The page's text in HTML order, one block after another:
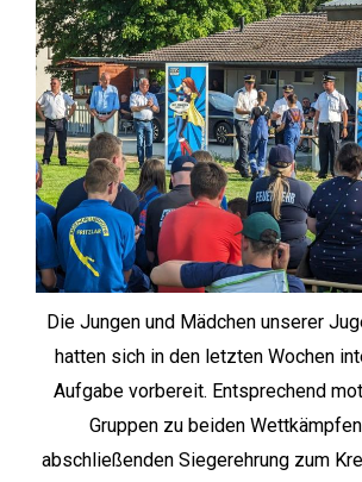
Die Jungen und Mädchen unserer
hatten sich in den letzten Wochen
Aufgabe vorbereit. Entsprechend
Gruppen zu beiden
abschließenden Siegerehrung zum